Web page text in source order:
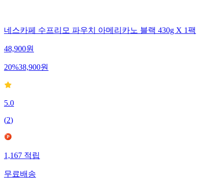
네스카페 수프리모 파우치 아메리카노 블랙 430g X 1팩
48,900원
20%38,900원
5.0
(2)
1,167 적립
무료배송